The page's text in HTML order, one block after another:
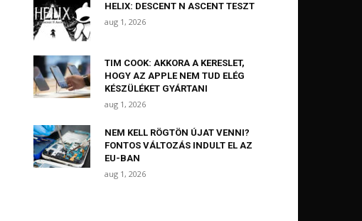
HELIX: DESCENT N ASCENT TESZT
aug 1, 2026
TIM COOK: AKKORA A KERESLET,
HOGY AZ APPLE NEM TUD ELÉG
KÉSZÜLÉKET GYÁRTANI
aug 1, 2026
NEM KELL RÖGTÖN ÚJAT VENNI?
FONTOS VÁLTOZÁS INDULT EL AZ
EU-BAN
aug 1, 2026